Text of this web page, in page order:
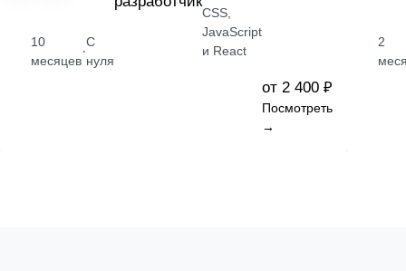
10
месяцев
·
С
нуля
CSS,
JavaScript
и React
от 2 400 ₽
Посмотреть
→
2